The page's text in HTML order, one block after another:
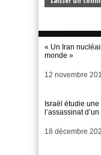
« Un Iran
monde »
Date
12 novembre
Israël étudie
l’assassinat
Date
18 décembre